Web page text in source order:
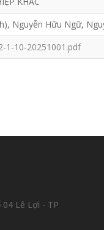
Nguyễn Hữu Ngữ,
1-10-20251001.pdf
Lê Lợi - TP